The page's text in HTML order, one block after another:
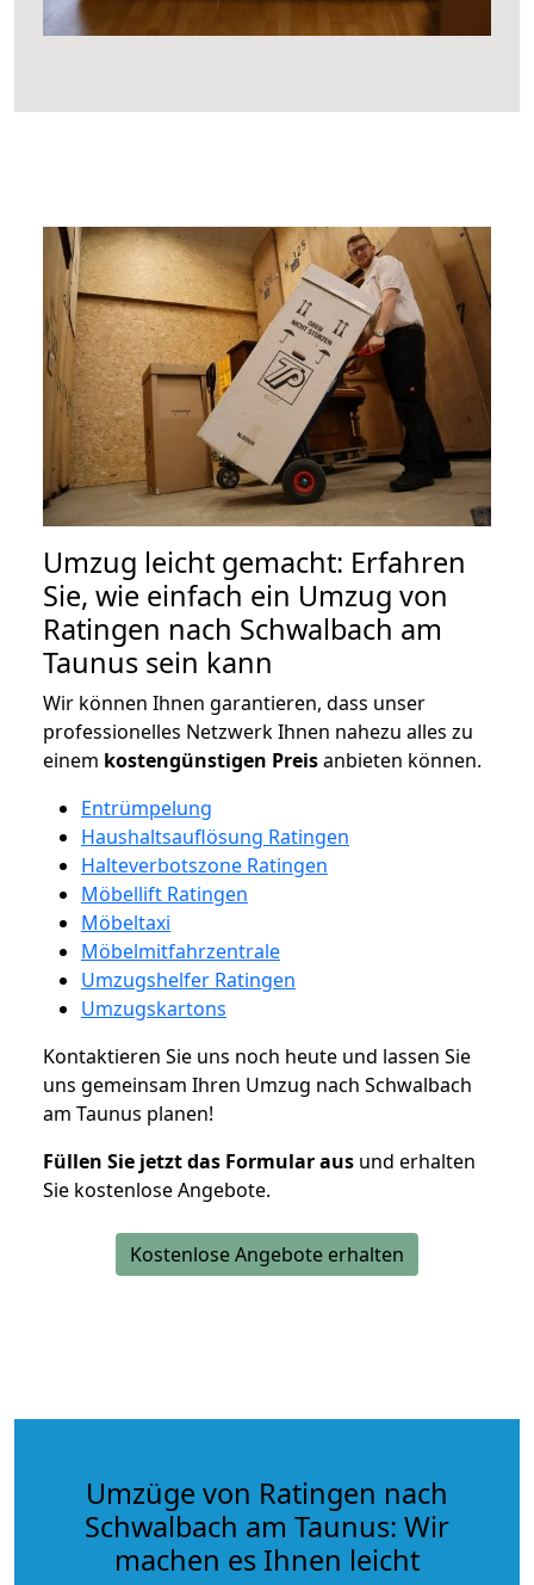
Umzug leicht gemacht: Erfahren
Sie, wie einfach ein Umzug von
Ratingen nach Schwalbach am
Taunus sein kann
Wir können Ihnen garantieren, dass unser
professionelles Netzwerk Ihnen nahezu alles zu
einem kostengünstigen Preisanbieten können.
Entrümpelung
Haushaltsauflösung Ratingen
Halteverbotszone Ratingen
Möbellift Ratingen
Möbeltaxi
Möbelmitfahrzentrale
Umzugshelfer Ratingen
Umzugskartons
Kontaktieren Sie uns noch heute und lassen Sie
uns gemeinsam Ihren Umzug nach Schwalbach
am Taunus planen!
Füllen Sie jetzt das Formular aus und erhalten
Sie kostenlose Angebote.
Kostenlose Angebote erhalten
Umzüge von Ratingen nach
Schwalbach am Taunus: Wir
machen es Ihnen leicht